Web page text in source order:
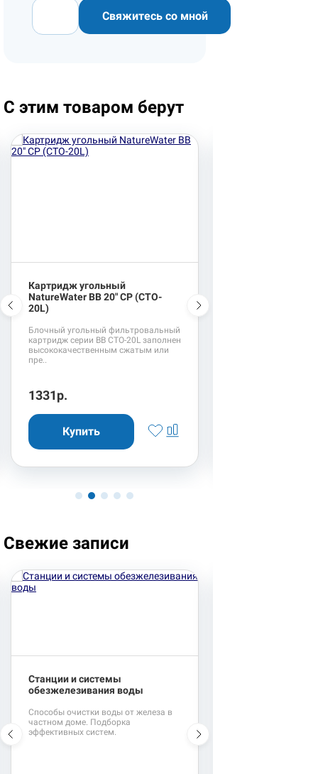
Свяжитесь со мной
С этим товаром берут
Картридж угольный
NatureWater BB 20" CP (CTO-
20L)
Блочный угольный фильтровальный
картридж серии BB CTO-20L заполнен
высококачественным сжатым или
пре..
1331р.
Свежие записи
Станции и системы
обезжелезивания воды
Способы очистки воды от железа в
частном доме. Подборка
эффективных систем.